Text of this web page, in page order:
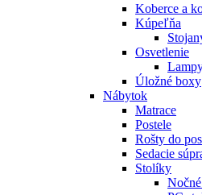
Koberce a
Kúpeľňa
Osvetlenie
Úložné boxy
Nábytok
Matrace
Postele
Rošty do
Sedacie
Stolíky